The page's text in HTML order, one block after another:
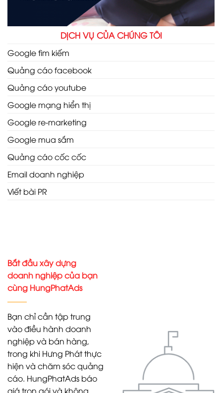
DỊCH VỤ CỦA CHÚNG TÔI
Google tìm kiếm
Quảng cáo facebook
Quảng cáo youtube
Google mạng hiển thị
Google re-marketing
Google mua sắm
Quảng cáo cốc cốc
Email doanh nghiệp
Viết bài PR
Bắt đầu xây dựng
doanh nghiệp của bạn
cùng HungPhatAds
Bạn chỉ cần tập trung
vào điều hành doanh
nghiệp và bán hàng,
trong khi Hưng Phát thực
hiện và chăm sóc quảng
cáo. HungPhatAds báo
giá trọn gói và không